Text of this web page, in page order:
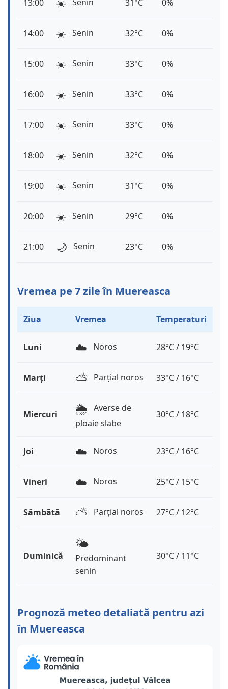
13:00 31°C 0%
14:00 ☀️ Senin 32°C 0%
15:00 ☀️ Senin 33°C 0%
16:00 ☀️ Senin 33°C 0%
17:00 ☀️ Senin 33°C 0%
18:00 ☀️ Senin 32°C 0%
19:00 ☀️ Senin 31°C 0%
20:00 ☀️ Senin 29°C 0%
21:00 🌙 Senin 23°C 0%
Vremea pe 7 zile în Muereasca
Ziua Vremea Temperaturi
Luni ☁️ Noros 28°C / 19°C
Marți ⛅️ Parțial noros 33°C / 16°C
Miercuri 🌦️ Averse de
ploaie slabe
30°C / 18°C
Joi ☁️ Noros 23°C / 16°C
Vineri ☁️ Noros 25°C / 15°C
Sâmbătă ⛅️ Parțial noros 27°C / 12°C
Duminică
🌤️
Predominant
senin
30°C / 11°C
Prognoză meteo detaliată pentru azi
în Muereasca